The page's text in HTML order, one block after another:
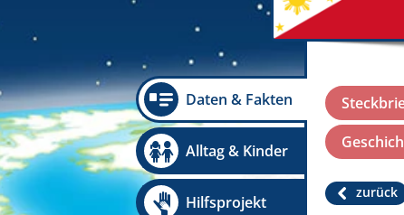
Daten & Fakten
Alltag & Kinder
Hilfsprojekt
zurück